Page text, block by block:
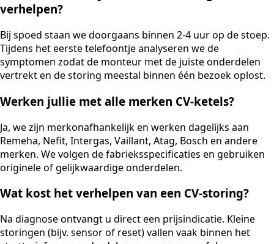
verhelpen?
Bij spoed staan we doorgaans binnen 2-4 uur op de stoep.
Tijdens het eerste telefoontje analyseren we de
symptomen zodat de monteur met de juiste onderdelen
vertrekt en de storing meestal binnen één bezoek oplost.
Werken jullie met alle merken CV-ketels?
Ja, we zijn merkonafhankelijk en werken dagelijks aan
Remeha, Nefit, Intergas, Vaillant, Atag, Bosch en andere
merken. We volgen de fabrieksspecificaties en gebruiken
originele of gelijkwaardige onderdelen.
Wat kost het verhelpen van een CV-storing?
Na diagnose ontvangt u direct een prijsindicatie. Kleine
storingen (bijv. sensor of reset) vallen vaak binnen het